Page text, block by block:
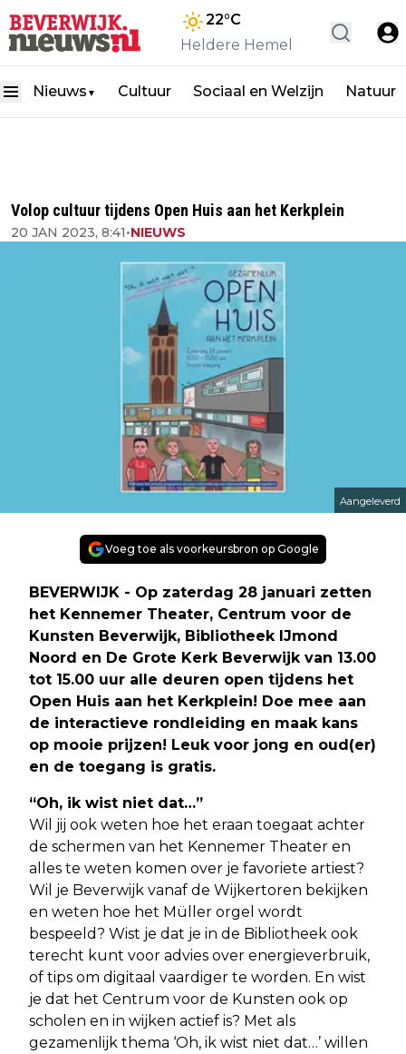
22°C
Heldere Hemel
Nieuws ▼ Cultuur Sociaal en Welzijn Natuur
Volop cultuur tijdens Open Huis aan het Kerkplein
20 JAN 2023, 8:41•NIEUWS
Aangeleverd
Voeg toe als voorkeursbron op Google
BEVERWIJK - Op zaterdag 28 januari zetten
het Kennemer Theater, Centrum voor de
Kunsten Beverwijk, Bibliotheek IJmond
Noord en De Grote Kerk Beverwijk van 13.00
tot 15.00 uur alle deuren open tijdens het
Open Huis aan het Kerkplein! Doe mee aan
de interactieve rondleiding en maak kans
op mooie prijzen! Leuk voor jong en oud(er)
en de toegang is gratis.
“Oh, ik wist niet dat…”
Wil jij ook weten hoe het eraan toegaat achter
de schermen van het Kennemer Theater en
alles te weten komen over je favoriete artiest?
Wil je Beverwijk vanaf de Wijkertoren bekijken
en weten hoe het Müller orgel wordt
bespeeld? Wist je dat je in de Bibliotheek ook
terecht kunt voor advies over energieverbruik,
of tips om digitaal vaardiger te worden. En wist
je dat het Centrum voor de Kunsten ook op
scholen en in wijken actief is? Met als
gezamenlijk thema ‘Oh, ik wist niet dat…’ willen